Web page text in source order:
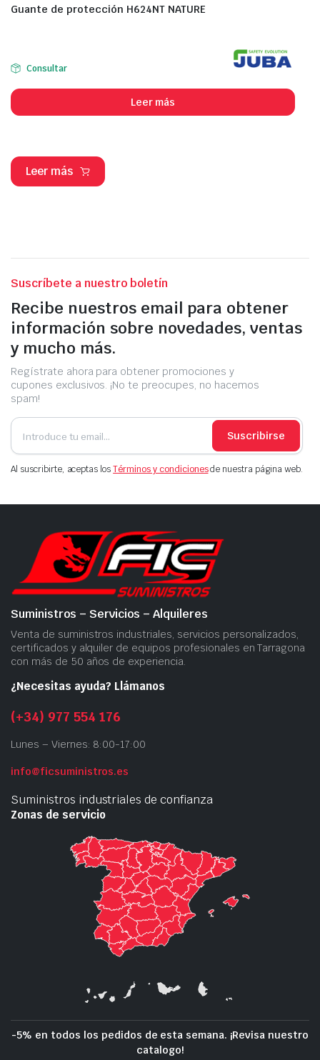
Guante de protección H624NT NATURE
Consultar
Leer más
Leer más
Suscríbete a nuestro boletín
Recibe nuestros email para obtener
información sobre novedades, ventas
y mucho más.
Regístrate ahora para obtener promociones y
cupones exclusivos. ¡No te preocupes, no hacemos
spam!
Suscribirse
Al suscribirte, aceptas losTérminos y condicionesde nuestra página web.
Suministros – Servicios – Alquileres
Venta de suministros industriales, servicios personalizados,
certificados y alquiler de equipos profesionales en Tarragona
con más de 50 años de experiencia.
¿Necesitas ayuda? Llámanos
(+34) 977 554 176
Lunes – Viernes: 8:00-17:00
info@ficsuministros.es
Suministros industriales de confianza
Zonas de servicio
-5% en todos los pedidos de esta semana. ¡Revisa nuestro
catalogo!